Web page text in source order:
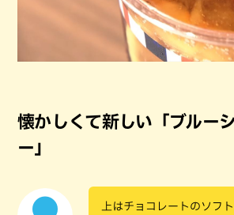
懐かしくて新しい「ブルー
ー」
上はチョコレートのソフ